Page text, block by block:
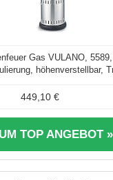
Gas VULANO,
höhenverstellbar,
449,10 €
TOP ANGEBOT »